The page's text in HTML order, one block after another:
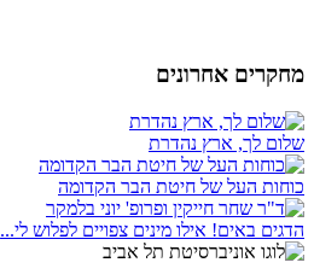
מחקרים אחרונים
שלום לך, ארץ נהדרת
כוחות העל של חיטת הבר הקדומה
הדגים באים! אילו מינים צפויים לפלוש לי...